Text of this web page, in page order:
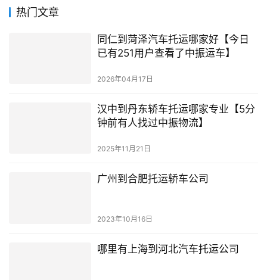
热门文章
同仁到菏泽汽车托运哪家好【今日
已有251用户查看了中振运车】
2026年04月17日
汉中到丹东轿车托运哪家专业【5分
钟前有人找过中振物流】
2025年11月21日
广州到合肥托运轿车公司
2023年10月16日
哪里有上海到河北汽车托运公司